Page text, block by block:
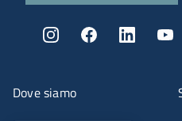
Menu contatti
Dove siamo